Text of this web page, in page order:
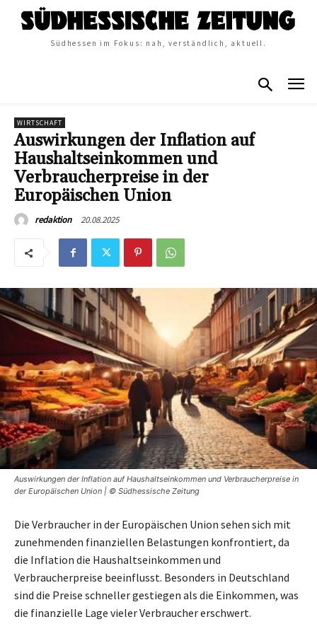
Südhessen im Fokus: nah, verständlich, aktuell.
WIRTSCHAFT
Auswirkungen der Inflation auf
Haushaltseinkommen und
Verbraucherpreise in der
Europäischen Union
redaktion 20.08.2025
Auswirkungen der Inflation auf Haushaltseinkommen und Verbraucherpreise in
der Europäischen Union | © Südhessische Zeitung
Die Verbraucher in der Europäischen Union sehen sich mit
zunehmenden finanziellen Belastungen konfrontiert, da
die Inflation die Haushaltseinkommen und
Verbraucherpreise beeinflusst. Besonders in Deutschland
sind die Preise schneller gestiegen als die Einkommen, was
die finanzielle Lage vieler Verbraucher erschwert.